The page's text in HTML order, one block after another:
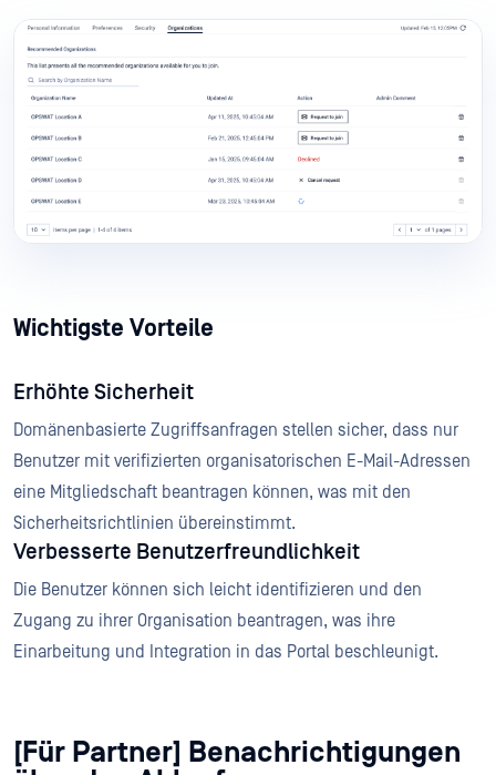
Wichtigste Vorteile
Erhöhte Sicherheit
Domänenbasierte Zugriffsanfragen stellen sicher, dass nur
Benutzer mit verifizierten organisatorischen E-Mail-Adressen
eine Mitgliedschaft beantragen können, was mit den
Sicherheitsrichtlinien übereinstimmt.
Verbesserte Benutzerfreundlichkeit
Die Benutzer können sich leicht identifizieren und den
Zugang zu ihrer Organisation beantragen, was ihre
Einarbeitung und Integration in das Portal beschleunigt.
[Für Partner] Benachrichtigungen